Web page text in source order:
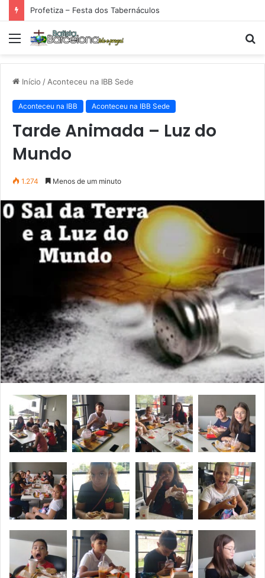
Profetiza – Festa dos Tabernáculos
Menu
Início / Aconteceu na IBB Sede
Aconteceu na IBB Aconteceu na IBB Sede
Tarde Animada – Luz do
Mundo
1.274 Menos de um minuto